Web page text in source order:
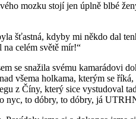
mozku stojí jen úplně blbé
šťastná, kdyby mi někdo dal
celém světě mír!“
se snažila svému kamarádovi
všema holkama, kterým se
z Číny, který sice vystudoval
nyc, to dóbry, to dóbry, já